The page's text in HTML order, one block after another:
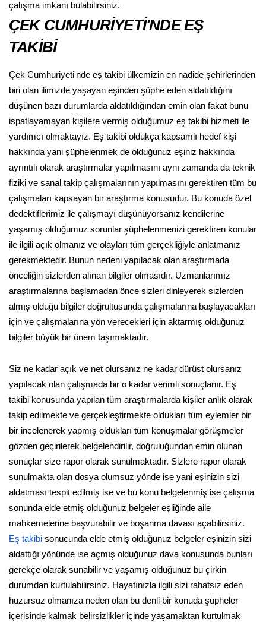
çalışma imkanı bulabilirsiniz.
ÇEK CUMHURİYETİ'NDE EŞ
TAKİBİ
Çek Cumhuriyeti'nde eş takibi ülkemizin en nadide şehirlerinden
biri olan ilimizde yaşayan eşinden şüphe eden aldatıldığını
düşünen bazı durumlarda aldatıldığından emin olan fakat bunu
ispatlayamayan kişilere vermiş olduğumuz eş takibi hizmeti ile
yardımcı olmaktayız. Eş takibi oldukça kapsamlı hedef kişi
hakkında yani şüphelenmek de olduğunuz eşiniz hakkında
ayrıntılı olarak araştırmalar yapılmasını aynı zamanda da teknik
fiziki ve sanal takip çalışmalarının yapılmasını gerektiren tüm bu
çalışmaları kapsayan bir araştırma konusudur. Bu konuda özel
dedektiflerimiz ile çalışmayı düşünüyorsanız kendilerine
yaşamış olduğumuz sorunlar şüphelenmenizi gerektiren konular
ile ilgili açık olmanız ve olayları tüm gerçekliğiyle anlatmanız
gerekmektedir. Bunun nedeni yapılacak olan araştırmada
önceliğin sizlerden alınan bilgiler olmasıdır. Uzmanlarımız
araştırmalarına başlamadan önce sizleri dinleyerek sizlerden
almış olduğu bilgiler doğrultusunda çalışmalarına başlayacakları
için ve çalışmalarına yön verecekleri için aktarmış olduğunuz
bilgiler büyük bir önem taşımaktadır.
Siz ne kadar açık ve net olursanız ne kadar dürüst olursanız
yapılacak olan çalışmada bir o kadar verimli sonuçlanır. Eş
takibi konusunda yapılan tüm araştırmalarda kişiler anlık olarak
takip edilmekte ve gerçekleştirmekte oldukları tüm eylemler bir
bir incelenerek yapmış oldukları tüm konuşmalar görüşmeler
gözden geçirilerek belgelendirilir, doğruluğundan emin olunan
sonuçlar size rapor olarak sunulmaktadır. Sizlere rapor olarak
sunulmakta olan dosya olumsuz yönde ise yani eşinizin sizi
aldatması tespit edilmiş ise ve bu konu belgelenmiş ise çalışma
sonunda elde etmiş olduğunuz belgeler eşliğinde aile
mahkemelerine başvurabilir ve boşanma davası açabilirsiniz.
Eş takibi sonucunda elde etmiş olduğunuz belgeler eşinizin sizi
aldattığı yönünde ise açmış olduğunuz dava konusunda bunları
gerekçe olarak sunabilir ve yaşamış olduğunuz bu çirkin
durumdan kurtulabilirsiniz. Hayatınızla ilgili sizi rahatsız eden
huzursuz olmanıza neden olan bu denli bir konuda şüpheler
içerisinde kalmak belirsizlikler içinde yaşamaktan kurtulmak